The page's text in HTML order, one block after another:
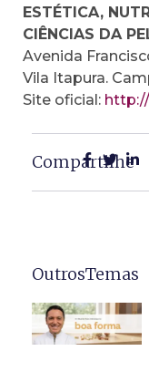
ESTÉTICA,
CIÊNCIAS DA
Avenida
Vila Itapura.
Site oficial:
Compartilhe
OutrosTemas